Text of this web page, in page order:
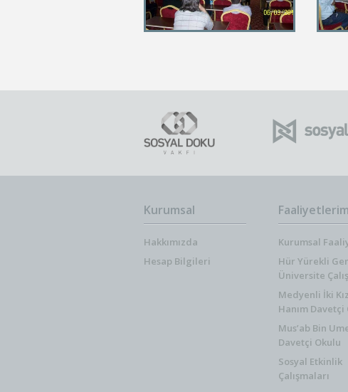
Kurumsal
Hakkımızda
Hesap Bilgileri
Kurumsal
Hür Yürekli
Üniversite
Medyenli İki Kız
Hanım Davetçi
Mus’ab Bin
Davetçi Okulu
Sosyal Etkinlik
Çalışmaları